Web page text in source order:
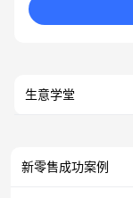
生意学堂
新零售成功案例